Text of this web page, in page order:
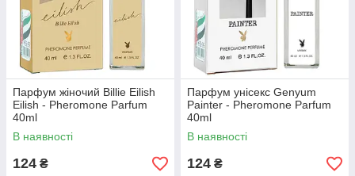
Парфум жіночий Billie Eilish
Eilish - Pheromone Parfum
40ml
В наявності
124 ₴
Парфум унісекс Genyum
Painter - Pheromone Parfum
40ml
В наявності
124 ₴